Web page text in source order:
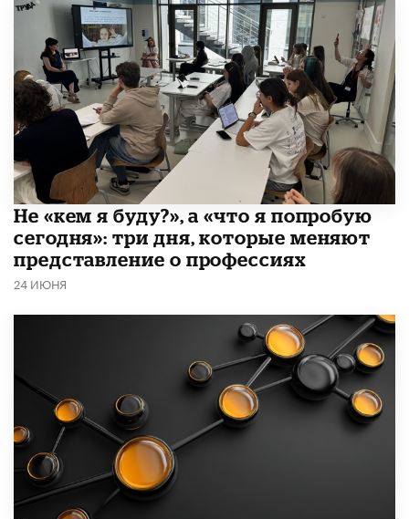
Не «кем я буду?», а «что я попробую
сегодня»: три дня, которые меняют
представление о профессиях
24 ИЮНЯ